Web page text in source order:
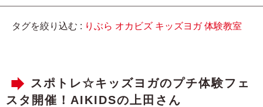
タグを絞り込む : りぶら オカビズ キッズヨガ 体験教室
スポトレ☆キッズヨガのプチ体験フェ
スタ開催！AIKIDSの上田さん